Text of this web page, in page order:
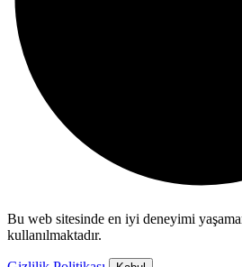
Bu web sitesinde en iyi deneyimi
kullanılmaktadır.